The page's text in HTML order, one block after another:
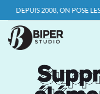
2008, ON POSE LES